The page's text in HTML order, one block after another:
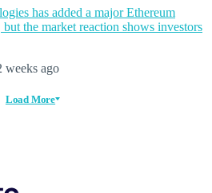
has added a major Ethereum
the market reaction shows investors
weeks ago
Load More